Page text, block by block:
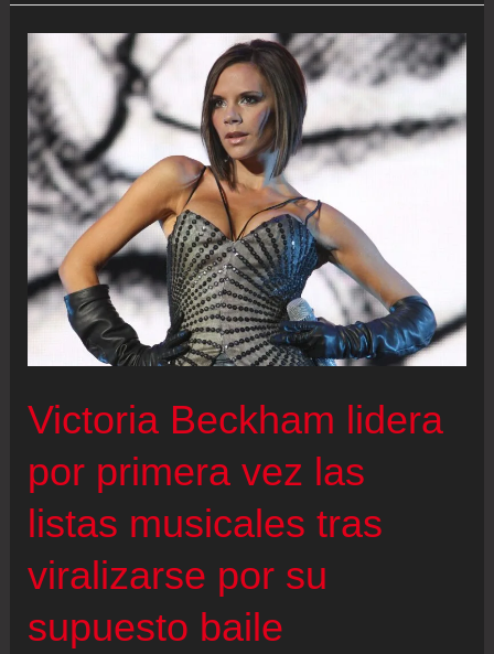
Beckham
Rose’:
el
exfutbolista
tiene
su
propia
variedad
de
rosa
gracias
su
Harper
Victoria Beckham lidera
por primera vez las
listas musicales tras
viralizarse por su
supuesto baile